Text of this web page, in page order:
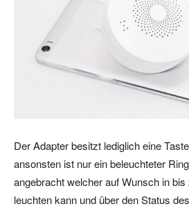
Der Adapter besitzt lediglich eine
ansonsten ist nur ein beleuchteter
angebracht welcher auf Wunsch in
leuchten kann und über den Status